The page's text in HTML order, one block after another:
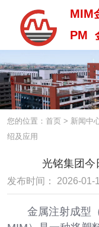
MIM
PM
您的位置：首页 > 新闻中
绍及应用
光铭集团今
发布时间： 2026-01-
金属注射成型